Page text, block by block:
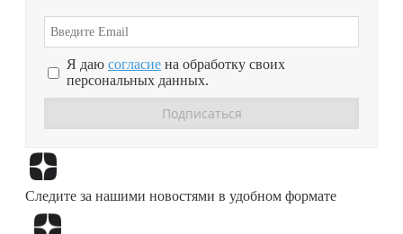
Я даю согласие на обработку своих
персональных данных.
Следите за нашими новостями в удобном формате